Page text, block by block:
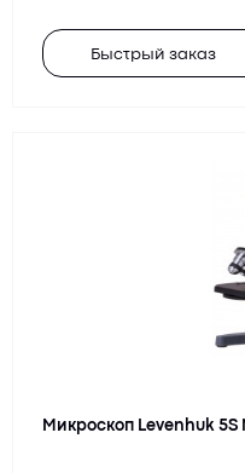
Быстрый заказ
Микроскоп Levenhuk 5S